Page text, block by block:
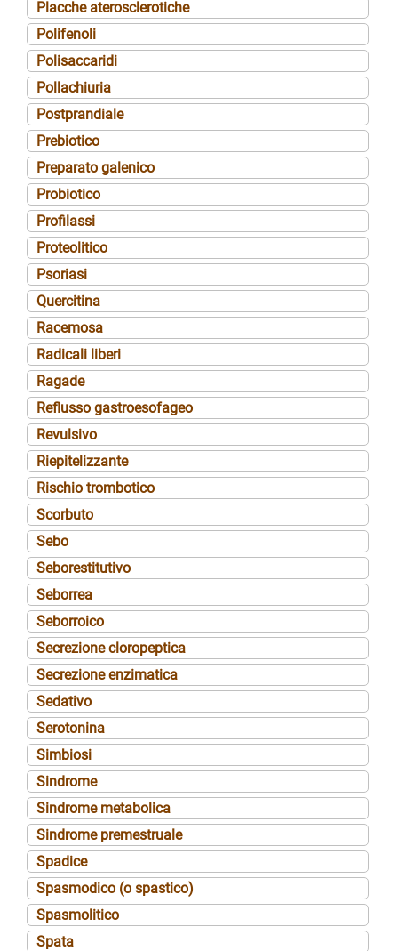
Placche aterosclerotiche
Polifenoli
Polisaccaridi
Pollachiuria
Postprandiale
Prebiotico
Preparato galenico
Probiotico
Profilassi
Proteolitico
Psoriasi
Quercitina
Racemosa
Radicali liberi
Ragade
Reflusso gastroesofageo
Revulsivo
Riepitelizzante
Rischio trombotico
Scorbuto
Sebo
Seborestitutivo
Seborrea
Seborroico
Secrezione cloropeptica
Secrezione enzimatica
Sedativo
Serotonina
Simbiosi
Sindrome
Sindrome metabolica
Sindrome premestruale
Spadice
Spasmodico (o spastico)
Spasmolitico
Spata